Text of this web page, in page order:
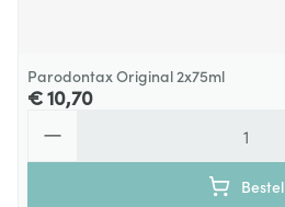
Parodontax Original 2x75ml
€ 10,70
Bestel